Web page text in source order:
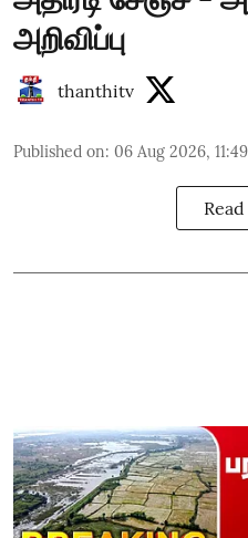
அறிவிப்பு
thanthitv
Published on: 06 Aug 2026,